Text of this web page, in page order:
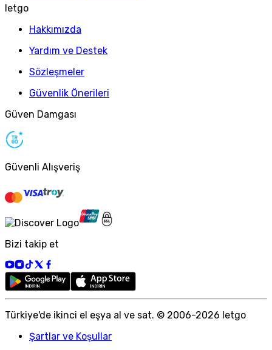
letgo
Hakkımızda
Yardım ve Destek
Sözleşmeler
Güvenlik Önerileri
Güven Damgası
Güvenli Alışveriş
Bizi takip et
Türkiye'de ikinci el eşya al ve sat. © 2006-2026 letgo
Şartlar ve Koşullar